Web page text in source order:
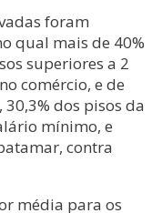
foram
qual mais de 40%
superiores a 2
comércio, e de
dos pisos da
mínimo, e
contra
média para os